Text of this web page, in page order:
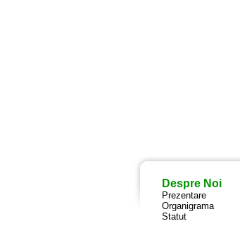
Despre Noi
Prezentare
Organigrama
Statut